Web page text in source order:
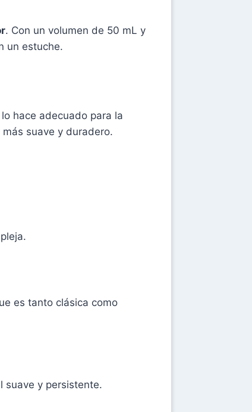
. Con un volumen de 50 mL y
un estuche.
hace adecuado para la
suave y duradero.
es tanto clásica como
suave y persistente.